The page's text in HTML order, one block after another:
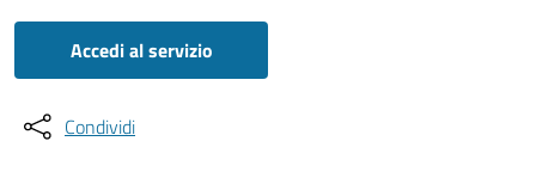
Accedi al servizio
Condividi